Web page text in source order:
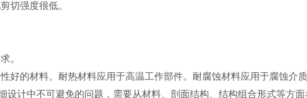
切强度很低。
。
好的材料。耐热材料应用于高温工作部件。耐腐蚀材料应用于腐蚀介
设计中不可避免的问题，需要从材料、剖面结构、结构组合形式等方